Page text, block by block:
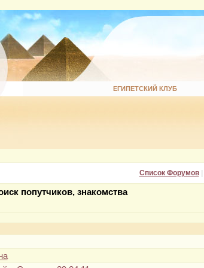
ЕГИПЕТСКИЙ КЛУБ
Список Форумов|
попутчиков, знакомства